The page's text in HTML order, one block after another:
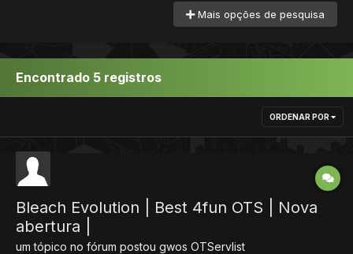
Mais opções de pesquisa
Encontrado 5 registros
ORDENAR POR
Bleach Evolution | Best 4fun OTS | Nova
abertura |
um tópico no fórum postou gwos OTServlist